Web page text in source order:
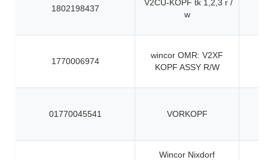
1802198437
V2CU-KOPF tk 1,2,3 r /
w
1770006974
wincor OMR: V2XF
KOPF ASSY R/W
01770045541 VORKOPF
Wincor Nixdorf